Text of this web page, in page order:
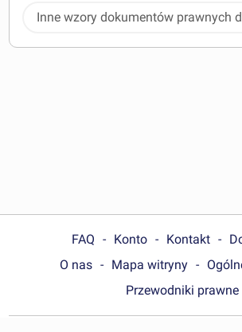
Inne wzory dokumentów prawnych
FAQ Konto Kontakt
O nas
Mapa witryny
Przewodniki prawne